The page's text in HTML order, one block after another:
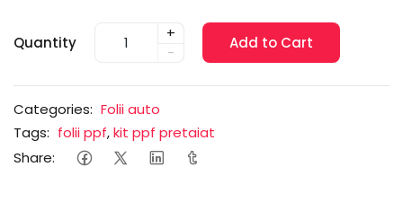
Quantity
+
-
Add to Cart
Categories: Folii auto
Tags: folii ppf,kit ppf pretaiat
Share: